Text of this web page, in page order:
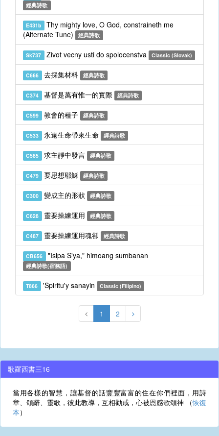
經典詩歌
E431b Thy mighty love, O God, constraineth me
(Alternate Tune)
經典詩歌
Sk737 Zivot vecny usti do spolocenstva Classic (Slovak)
C666 去採集材料 經典詩歌
C374 基督是萬有惟一的實際 經典詩歌
C599 教會的種子 經典詩歌
C533 永遠生命帶來生命 經典詩歌
C585 求主靜中發言 經典詩歌
C479 要思想耶穌 經典詩歌
C300 變成主的形狀 經典詩歌
C628 靈要操練運用 經典詩歌
C487 靈要操練運用魂卻 經典詩歌
CB656 "Isipa S'ya," himoang sumbanan
經典詩歌(宿務語)
T866 'Spiritu'y sanayin Classic (Filipino)
1 2
歌羅西書三16
當用各樣的智慧，讓基督的話豐豐富富的住在你們裡面，用詩
章、頌辭、靈歌，彼此教導，互相勸戒，心被恩感歌頌神 （恢復
本）